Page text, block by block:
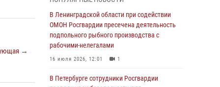
→
В Красносельском районе наряд Росгвардии
задержал правонарушителя, угрожавшего 17-
летнему подростку травматическим оружием
06 августа 2026, 13:39
оперативно задержали хулигана,
В Ленинградской области при содействии
ОМОН Росгвардии пресечена деятельность
подпольного рыбного производства с
рабочими-нелегалами
16 июля 2026, 12:01 1
В Петербурге сотрудники Росгвардии